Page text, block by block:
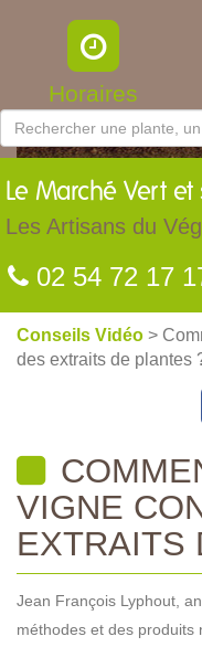
Horaires
Le Marché Vert et
Les Artisans du
02 54 72 17
Conseils Vidéo >
des extraits de plantes
VIGNE
EXTRAITS
Jean François Lyphout,
méthodes et des produits